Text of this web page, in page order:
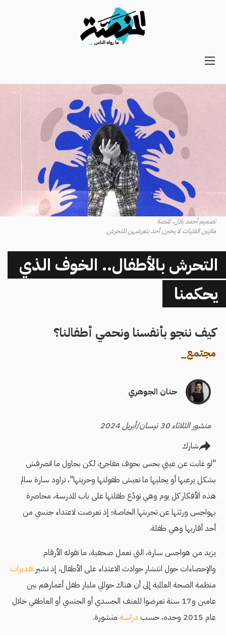
Main
Secondary
Navigation
تصميم أحمد بلال، المنصة
ملايين الفتيات لا يخبرن أحد بتعرضهن للتحرش
التحرش بالأطفال.. الخوف الذي
يحكمنا
كيف ننجو بأنفسنا ونحمي أطفالنا؟
مجتمع_
حنان الجوهري
منشور الثلاثاء 30 نيسان/أبريل 2024
شارك
"لو غابت عن عيني بحس بخوف مفاجئ، لكن بحاول ما اتصرفش
بشكل يرعبها أو يخليها ما تعيش طفولتها وحريتها"، تراود سارة سالم
هذه الأفكار كل يوم وهي تودّع طفلتها على باب المدرسة، محاصرة
بهواجس ورثتها عن تجربتها الخاصة؛ إذ تعرضت لاعتداء جنسي من
أحد أقاربها وهي طفلة.
يزيد من هواجس سارة، التي تعمل صحفية، ما تقوله الأرقام
والإحصاءات حول انتشار حوادث الاعتداء على الأطفال، إذ تشير تقديرات
منظمة الصحة العالمية إلى أن هناك حوالي مليار طفل أعمارهم بين
عامين و17 سنة تعرضوا للعنف الجسدي أو الجنسي أو العاطفي خلال
عام 2015 وحده، حسب
دراسة منشورة.